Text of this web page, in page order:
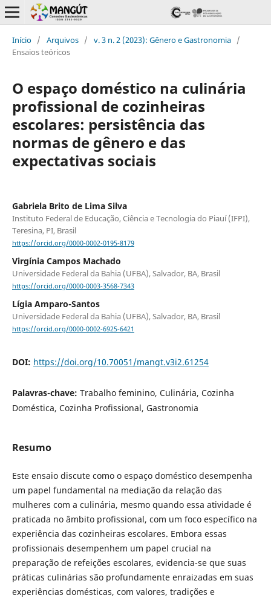
Início / Arquivos / v. 3 n. 2 (2023): Gênero e Gastronomia /
Ensaios teóricos
O espaço doméstico na culinária
profissional de cozinheiras
escolares: persistência das
normas de gênero e das
expectativas sociais
Gabriela Brito de Lima Silva
Instituto Federal de Educação, Ciência e Tecnologia do Piauí (IFPI),
Teresina, PI, Brasil
https://orcid.org/0000-0002-0195-8179
Virgínia Campos Machado
Universidade Federal da Bahia (UFBA), Salvador, BA, Brasil
https://orcid.org/0000-0003-3568-7343
Lígia Amparo-Santos
Universidade Federal da Bahia (UFBA), Salvador, BA, Brasil
https://orcid.org/0000-0002-6925-6421
DOI: https://doi.org/10.70051/mangt.v3i2.61254
Palavras-chave: Trabalho feminino, Culinária, Cozinha
Doméstica, Cozinha Profissional, Gastronomia
Resumo
Este ensaio discute como o espaço doméstico desempenha
um papel fundamental na mediação da relação das
mulheres com a culinária, mesmo quando essa atividade é
praticada no âmbito profissional, com um foco específico na
experiência das cozinheiras escolares. Embora essas
profissionais desempenhem um papel crucial na
preparação de refeições escolares, evidencia-se que suas
práticas culinárias são profundamente enraizadas em suas
experiências domésticas, com valores, tradições e